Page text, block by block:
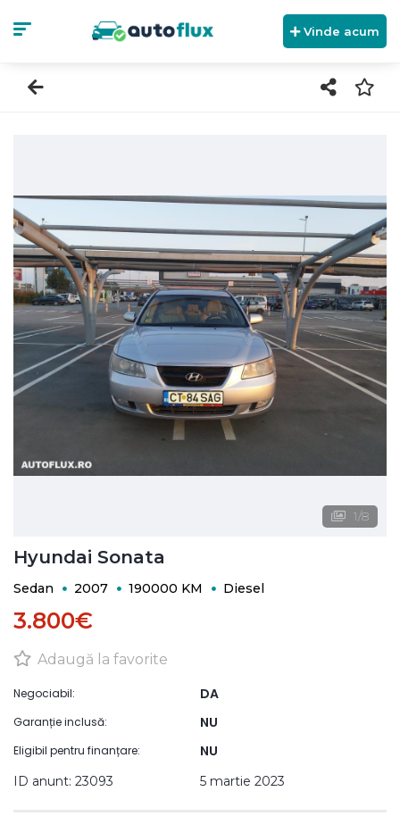
Vinde acum
1/8
Hyundai Sonata
Sedan 2007 190000 KM Diesel
3.800€
Adaugă la favorite
Negociabil: DA
Garanție inclusă: NU
Eligibil pentru finanțare: NU
ID anunt: 23093 5 martie 2023